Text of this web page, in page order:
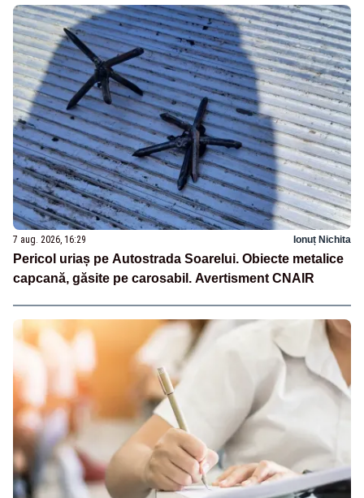
7 aug. 2026, 16:29 Ionuț Nichita
Pericol uriaș pe Autostrada Soarelui. Obiecte metalice
capcană, găsite pe carosabil. Avertisment CNAIR